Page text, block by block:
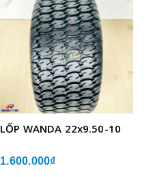
LỐP WANDA 22x9.50-10
1.600.000₫